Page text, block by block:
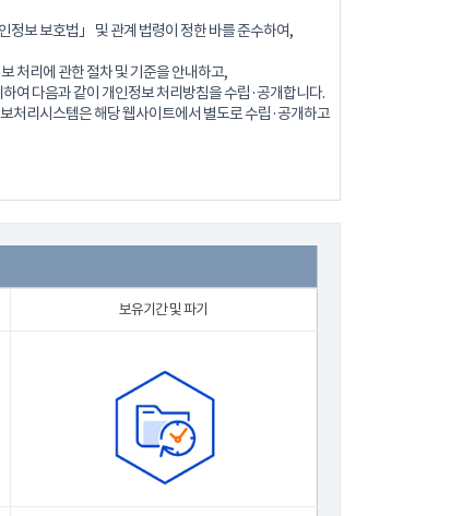
보 보호법」 및 관계 법령이 정한 바를 준수하여,
처리에 관한 절차 및 기준을 안내하고,
여 다음과 같이 개인정보 처리방침을 수립·공개합니다.
처리시스템은 해당 웹사이트에서 별도로 수립·공개하고
보유기간 및 파기